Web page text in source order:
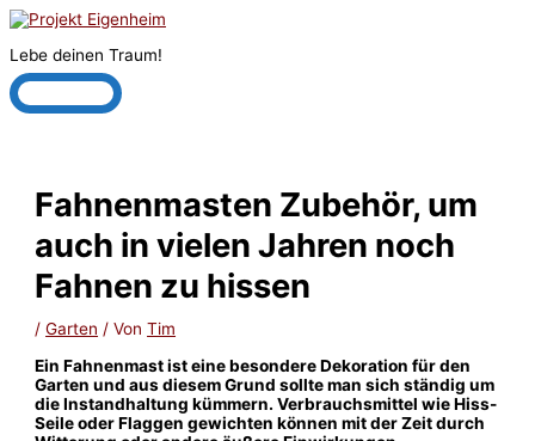
Zum
springen
Lebe deinen Traum!
Hauptmenü
Fahnenmasten Zubehör, um
auch in vielen Jahren noch
Fahnen zu hissen
/Garten / VonTim
Ein Fahnenmast ist eine besondere Dekoration für den
Garten und aus diesem Grund sollte man sich ständig um
die Instandhaltung kümmern. Verbrauchsmittel wie Hiss-
Seile oder Flaggen gewichten können mit der Zeit durch